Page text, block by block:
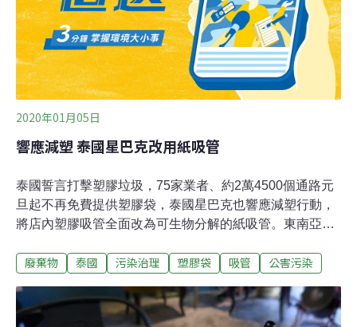
2020年01月05日
響應減塑 泰國星巴克改用紙吸管
泰國誓言打擊塑膠垃圾，75家業者、約2萬4500個通路元
旦起不再免費提供塑膠袋，泰國星巴克也響應減塑行動，
將店內塑膠吸管全面改為可生物分解的紙吸管。東南亞是
Commercial Bank）經濟與商業研究中心（Economic
膠垃圾製造國，僅次於中國、印尼、菲律賓、越南和斯里
蘭卡。以首都曼谷為例，曼谷市政府每天清運垃圾多達
廢棄物 泰國 污染治理 塑膠袋 吸管 公害污染